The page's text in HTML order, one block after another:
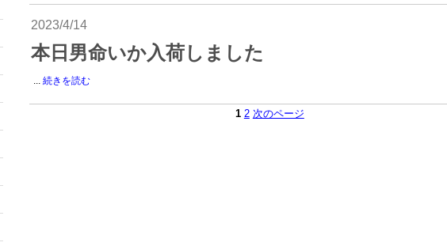
2023/4/14
本日男命いか入荷しました
...続きを読む
1 2 次のページ